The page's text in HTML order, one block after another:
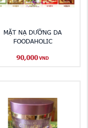
MẶT NẠ DƯỠNG DA
FOODAHOLIC
90,000 VND